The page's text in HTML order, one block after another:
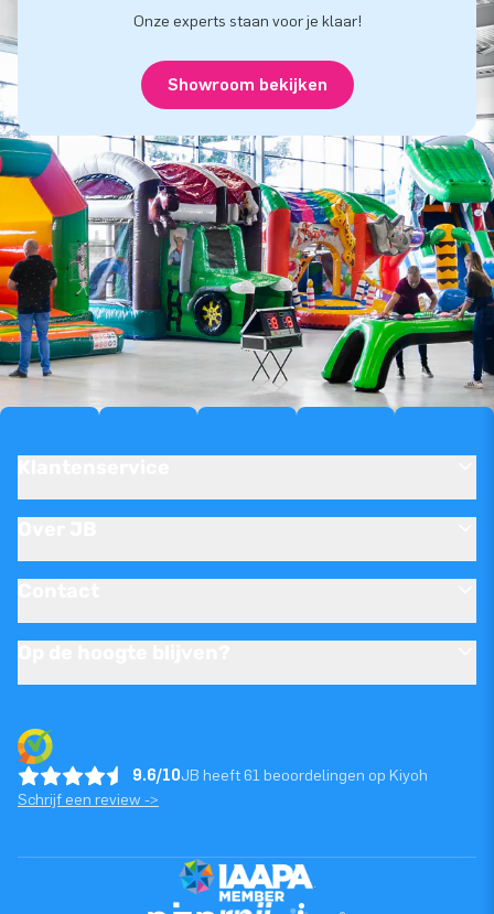
Onze experts staan voor je klaar!
Showroom bekijken
9.6/10JB heeft 61 beoordelingen op Kiyoh
Schrijf een review ->